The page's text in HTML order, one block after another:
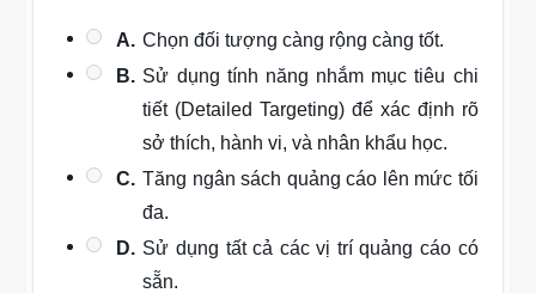
A. Chọn đối tượng càng rộng càng tốt.
B. Sử dụng tính năng nhắm mục tiêu chi
tiết (Detailed Targeting) để xác định rõ
sở thích, hành vi, và nhân khẩu học.
C. Tăng ngân sách quảng cáo lên mức tối
đa.
D. Sử dụng tất cả các vị trí quảng cáo có
sẵn.